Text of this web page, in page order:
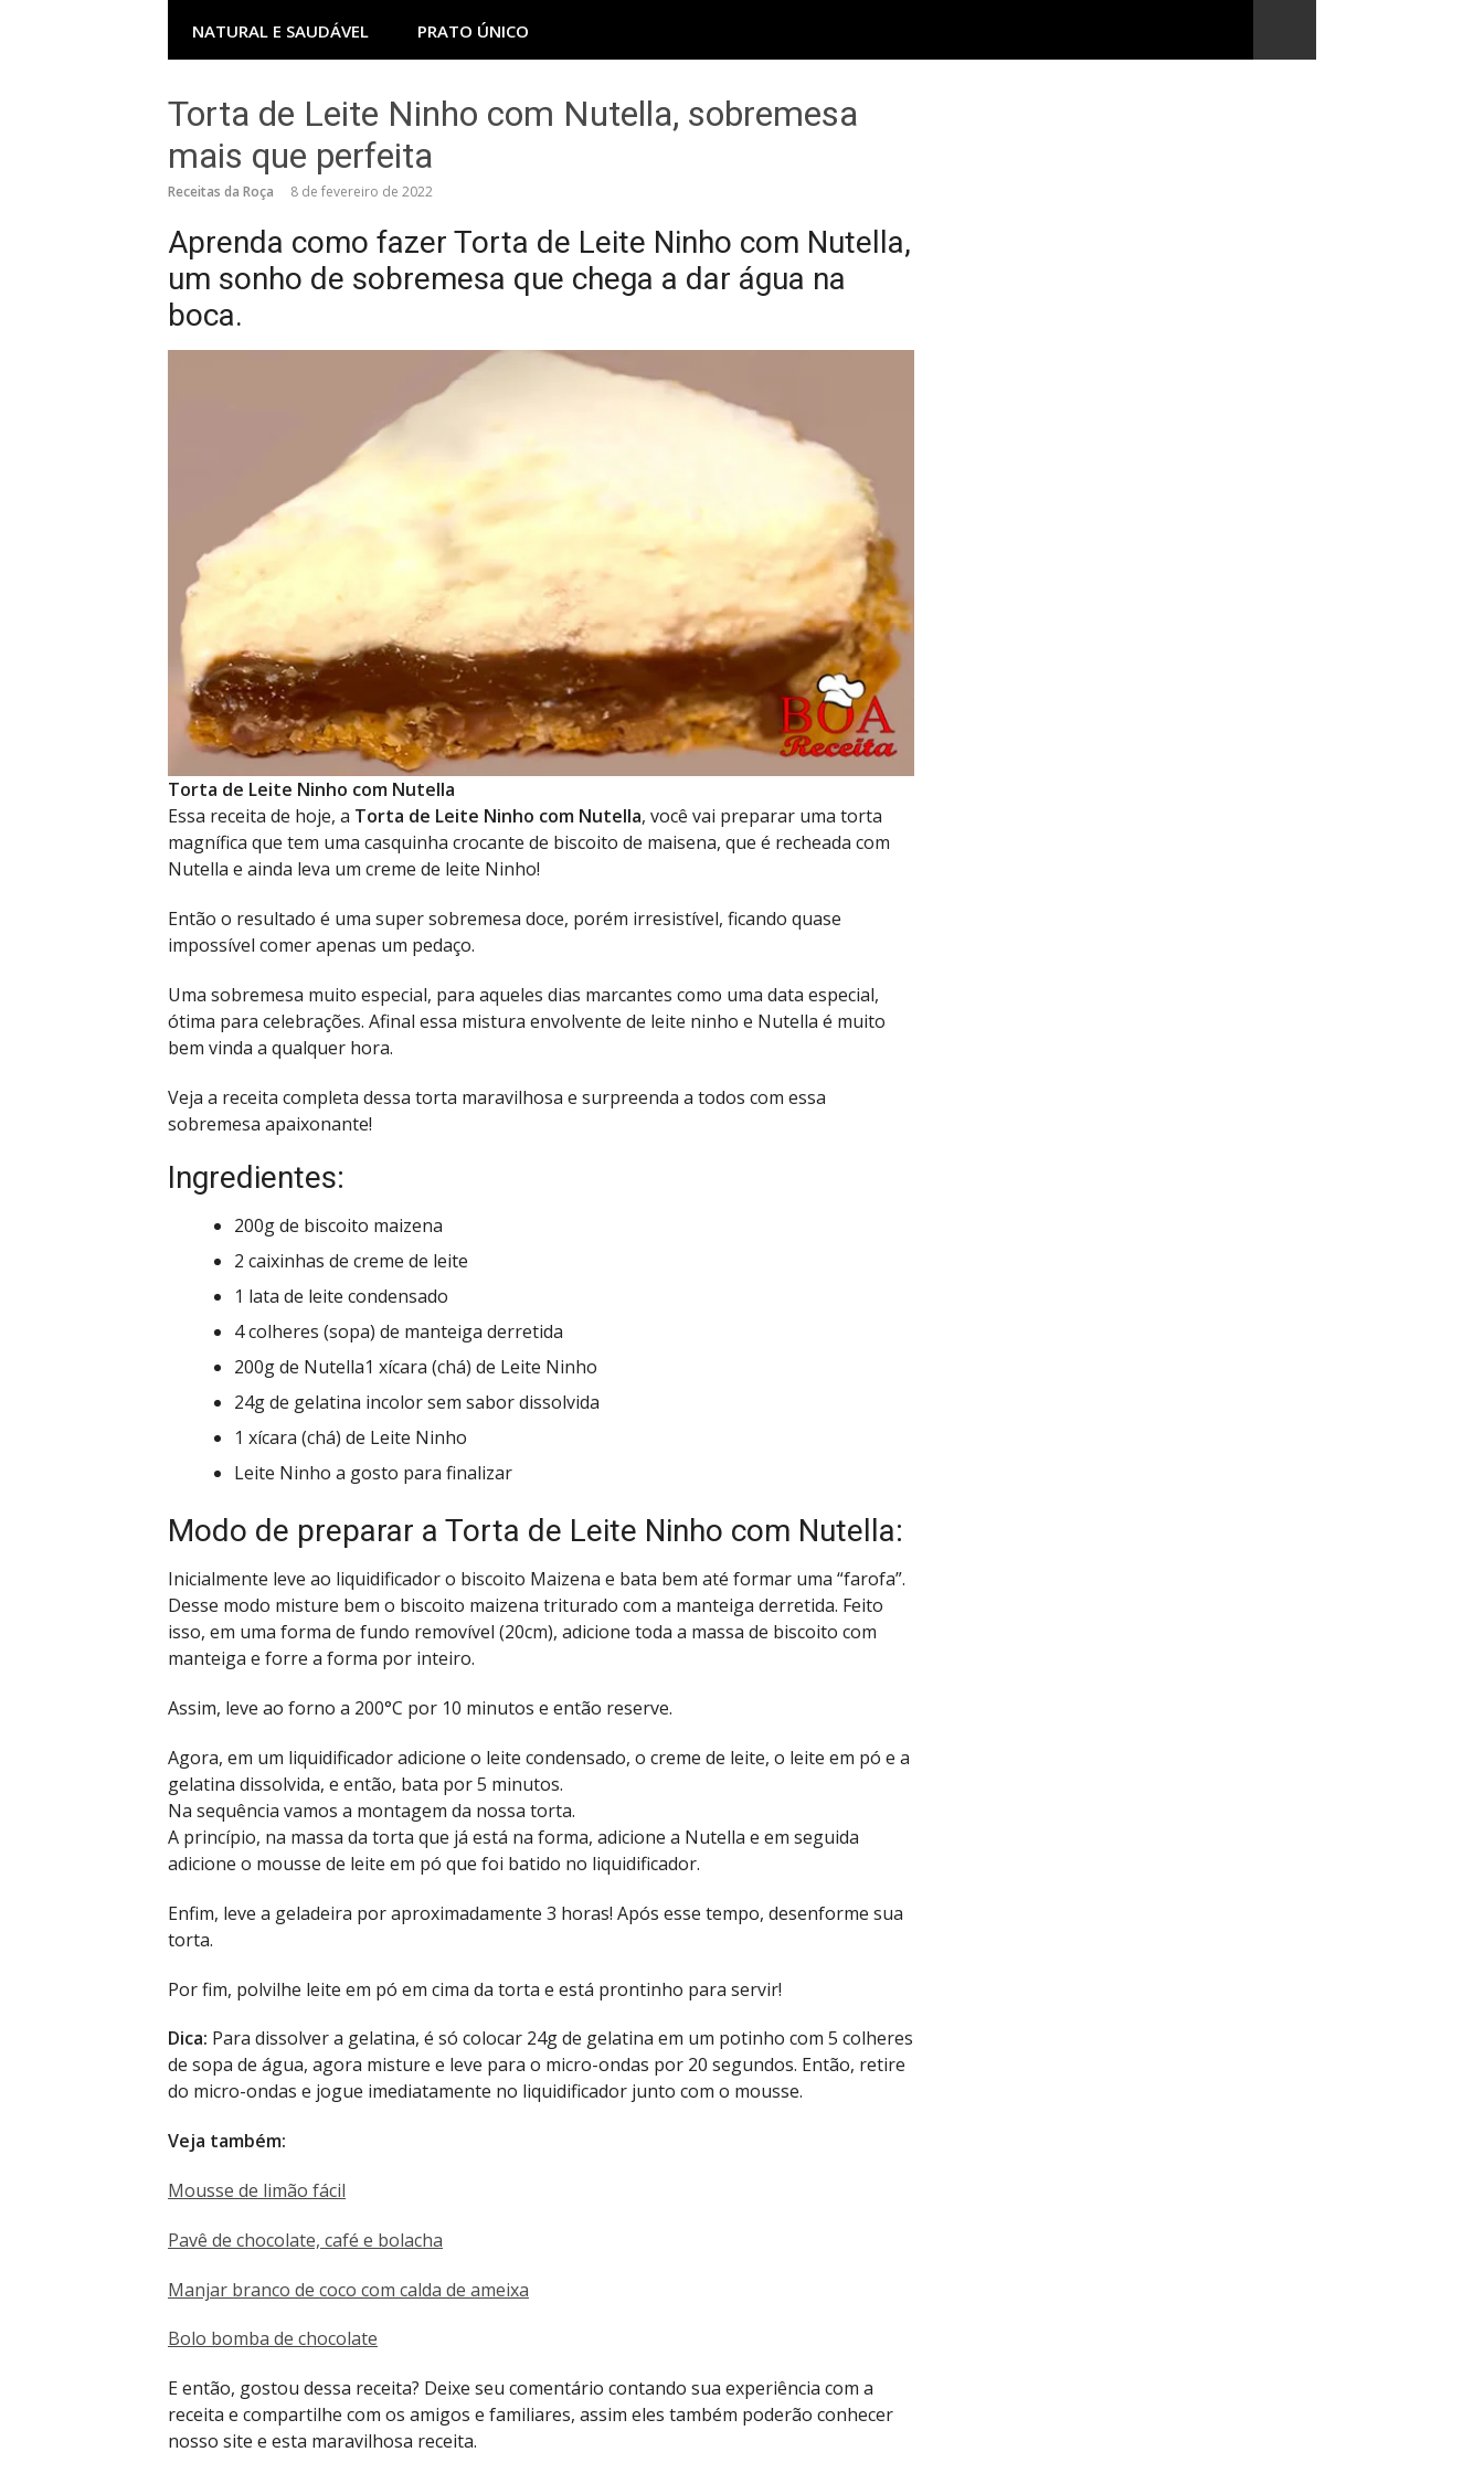
NATURAL E SAUDÁVEL PRATO ÚNICO
Torta de Leite Ninho com Nutella, sobremesa
mais que perfeita
Receitas da Roça 8 de fevereiro de 2022
Aprenda como fazer Torta de Leite Ninho com Nutella,
um sonho de sobremesa que chega a dar água na
boca.
Torta de Leite Ninho com Nutella
Essa receita de hoje, a Torta de Leite Ninho com Nutella, você vai preparar uma torta
magnífica que tem uma casquinha crocante de biscoito de maisena, que é recheada com
Nutella e ainda leva um creme de leite Ninho!
Então o resultado é uma super sobremesa doce, porém irresistível, ficando quase
impossível comer apenas um pedaço.
Uma sobremesa muito especial, para aqueles dias marcantes como uma data especial,
ótima para celebrações. Afinal essa mistura envolvente de leite ninho e Nutella é muito
bem vinda a qualquer hora.
Veja a receita completa dessa torta maravilhosa e surpreenda a todos com essa
sobremesa apaixonante!
Ingredientes:
200g de biscoito maizena
2 caixinhas de creme de leite
1 lata de leite condensado
4 colheres (sopa) de manteiga derretida
200g de Nutella1 xícara (chá) de Leite Ninho
24g de gelatina incolor sem sabor dissolvida
1 xícara (chá) de Leite Ninho
Leite Ninho a gosto para finalizar
Modo de preparar a Torta de Leite Ninho com Nutella:
Inicialmente leve ao liquidificador o biscoito Maizena e bata bem até formar uma “farofa”.
Desse modo misture bem o biscoito maizena triturado com a manteiga derretida. Feito
isso, em uma forma de fundo removível (20cm), adicione toda a massa de biscoito com
manteiga e forre a forma por inteiro.
Assim, leve ao forno a 200°C por 10 minutos e então reserve.
Agora, em um liquidificador adicione o leite condensado, o creme de leite, o leite em pó e a
gelatina dissolvida, e então, bata por 5 minutos.
Na sequência vamos a montagem da nossa torta.
A princípio, na massa da torta que já está na forma, adicione a Nutella e em seguida
adicione o mousse de leite em pó que foi batido no liquidificador.
Enfim, leve a geladeira por aproximadamente 3 horas! Após esse tempo, desenforme sua
torta.
Por fim, polvilhe leite em pó em cima da torta e está prontinho para servir!
Dica: Para dissolver a gelatina, é só colocar 24g de gelatina em um potinho com 5 colheres
de sopa de água, agora misture e leve para o micro-ondas por 20 segundos. Então, retire
do micro-ondas e jogue imediatamente no liquidificador junto com o mousse.
Veja também:
Mousse de limão fácil
Pavê de chocolate, café e bolacha
Manjar branco de coco com calda de ameixa
Bolo bomba de chocolate
E então, gostou dessa receita? Deixe seu comentário contando sua experiência com a
receita e compartilhe com os amigos e familiares, assim eles também poderão conhecer
nosso site e esta maravilhosa receita.